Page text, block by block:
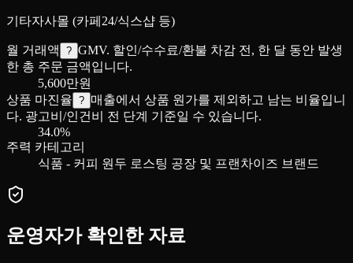
기타자사몰 (카페24/식스샵 등)
월 거래액 ? GMV. 할인/수수료/환불 차감 전, 한 달 동안 발생
한 총 주문 금액입니다.
5,600만원
상품 마진율 ? 매출에서 상품 원가를 제외하고 남는 비율입니
다. 광고비/인건비 전 단계 기준일 수 있습니다.
34.0%
주력 카테고리
식품 - 커피 원두 로스팅 공장 및 프랜차이즈 브랜드
운영자가 확인한 자료